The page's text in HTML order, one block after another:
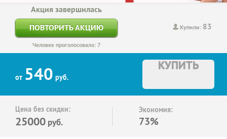
Купили: 83
Акция завершилась
ПОВТОРИТЬ АКЦИЮ
Человек проголосовало: 7
от 540 руб.
КУПИТЬ
Цена без скидки:
25000 руб.
Экономия:
73%